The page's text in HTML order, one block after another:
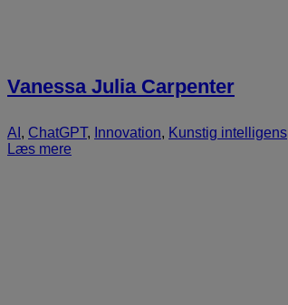
Vanessa Julia Carpenter
AI , ChatGPT, Innovation, Kunstig intelligens
Læs mere